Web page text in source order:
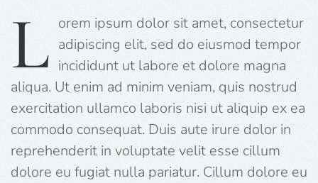
L orem ipsum dolor sit amet, consectetur
adipiscing elit, sed do eiusmod tempor
incididunt ut labore et dolore magna
aliqua. Ut enim ad minim veniam, quis nostrud
exercitation ullamco laboris nisi ut aliquip ex ea
commodo consequat. Duis aute irure dolor in
reprehenderit in voluptate velit esse cillum
dolore eu fugiat nulla pariatur. Cillum dolore eu